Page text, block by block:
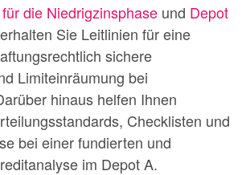
die Niedrigzinsphase und Depot
erhalten Sie Leitlinien für eine
sichere
Limiteinräumung bei
hinaus helfen Ihnen
Checklisten und
bei einer fundierten und
im Depot A.